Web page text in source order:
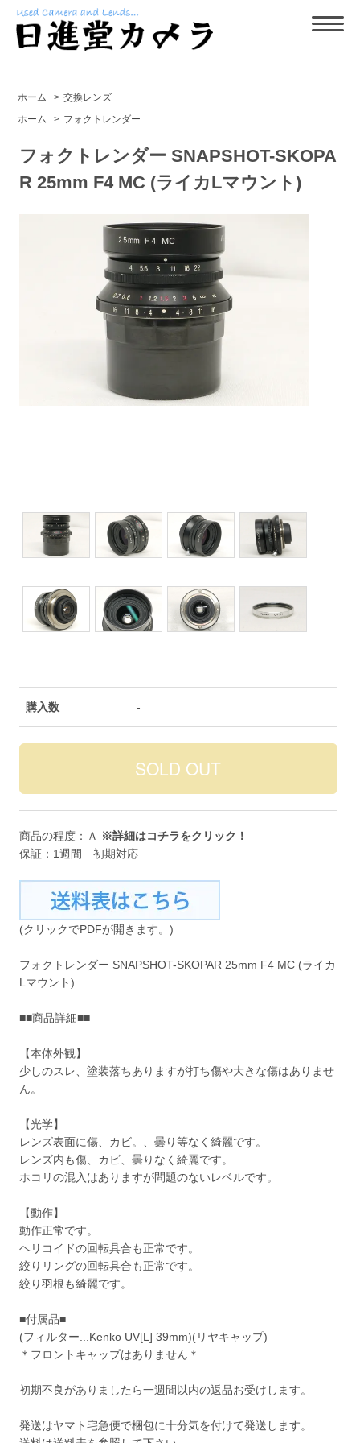
ホーム > 交換レンズ
ホーム
> フォクトレンダー
フォクトレンダー SNAPSHOT-SKOPA
R 25mm F4 MC (ライカLマウント)
購入数 -
商品の程度：Ａ ※詳細はコチラをクリック！
保証：1週間 初期対応
(クリックでPDFが開きます。)
フォクトレンダー SNAPSHOT-SKOPAR 25mm F4 MC (ライカ
Lマウント)
■■商品詳細■■
【本体外観】
少しのスレ、塗装落ちありますが打ち傷や大きな傷はありませ
ん。
【光学】
レンズ表面に傷、カビ。、曇り等なく綺麗です。
レンズ内も傷、カビ、曇りなく綺麗です。
ホコリの混入はありますが問題のないレベルです。
【動作】
動作正常です。
ヘリコイドの回転具合も正常です。
絞りリングの回転具合も正常です。
絞り羽根も綺麗です。
■付属品■
(フィルター...Kenko UV[L] 39mm)(リヤキャップ)
＊フロントキャップはありません＊
初期不良がありましたら一週間以内の返品お受けします。
発送はヤマト宅急便で梱包に十分気を付けて発送します。